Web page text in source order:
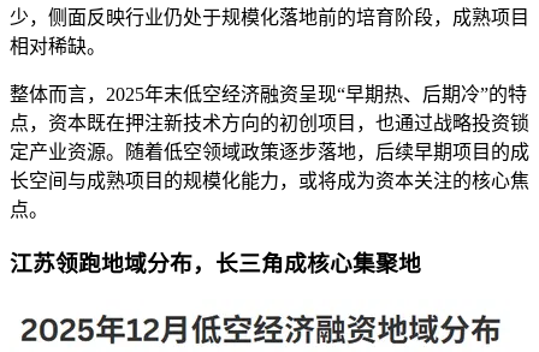
少，侧面反映行业仍处于规模化落地前的培育阶段，成熟项目
相对稀缺。
整体而言，2025年末低空经济融资呈现“早期热、后期冷”的特
点，资本既在押注新技术方向的初创项目，也通过战略投资锁
定产业资源。随着低空领域政策逐步落地，后续早期项目的成
长空间与成熟项目的规模化能力，或将成为资本关注的核心焦
点。
江苏领跑地域分布，长三角成核心集聚地